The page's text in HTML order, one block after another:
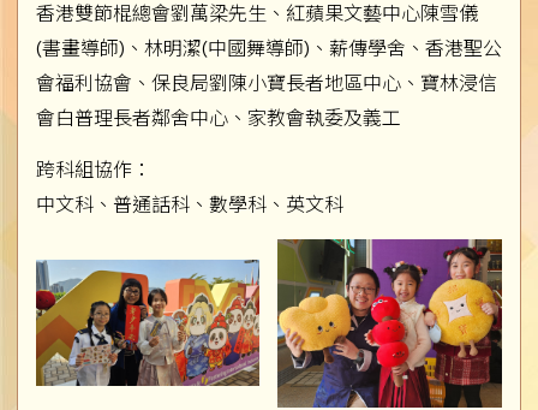
香港雙節棍總會劉萬梁先生、紅蘋果文藝中心陳雪儀
(書畫導師)、林明潔(中國舞導師)、薪傳學舍、香港聖公
會福利協會、保良局劉陳小寶長者地區中心、寶林浸信
會白普理長者鄰舍中心、家教會執委及義工
跨科組協作：
中文科、普通話科、數學科、英文科